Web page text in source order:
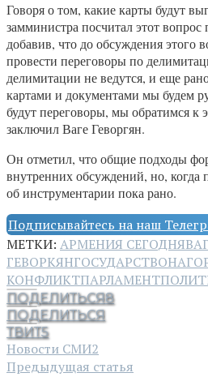
Говоря о том, какие карты будут
замминистра посчитал этот
добавив, что до обсуждения этого
провести переговоры по
делимитации не ведутся, и еще
картами и документами мы будем
будут переговоры, мы обратимся
заключил Ваге Геворгян.
Он отметил, что общие подходы
внутренних обсуждений, но, когда
об инструментарии пока рано.
Подписывайтесь на наш
МЕТКИ: АРМЕНИЯ СЕГОДНЯ
ГЕВОРКЯНГОСУДАРСТВО
КОНФЛИКТПАРЛАМЕНТ
ПОДЕЛИТЬСЯ8
ПОДЕЛИТЬСЯ
ТВИТ5
Новости СМИ2
Предыдущая статья